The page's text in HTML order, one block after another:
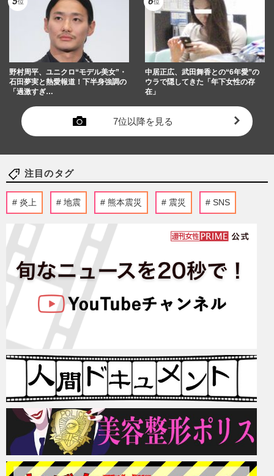
野村周平、ユニクロ“モデル美女”・
石田夢実と熱愛報道！下半身強調の
「過激すぎ…
中居正広、武田舞香との“6年愛”の
ウラで隠してきた「年下女性の存
在」
7位以降を見る
注目のタグ
炎上 地震 熊本震災 震災 SNS